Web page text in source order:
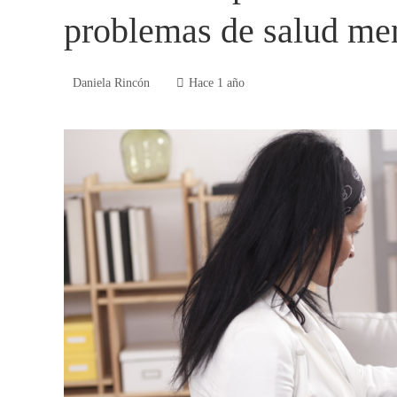
problemas de salud
Daniela Rincón Hace 1 año